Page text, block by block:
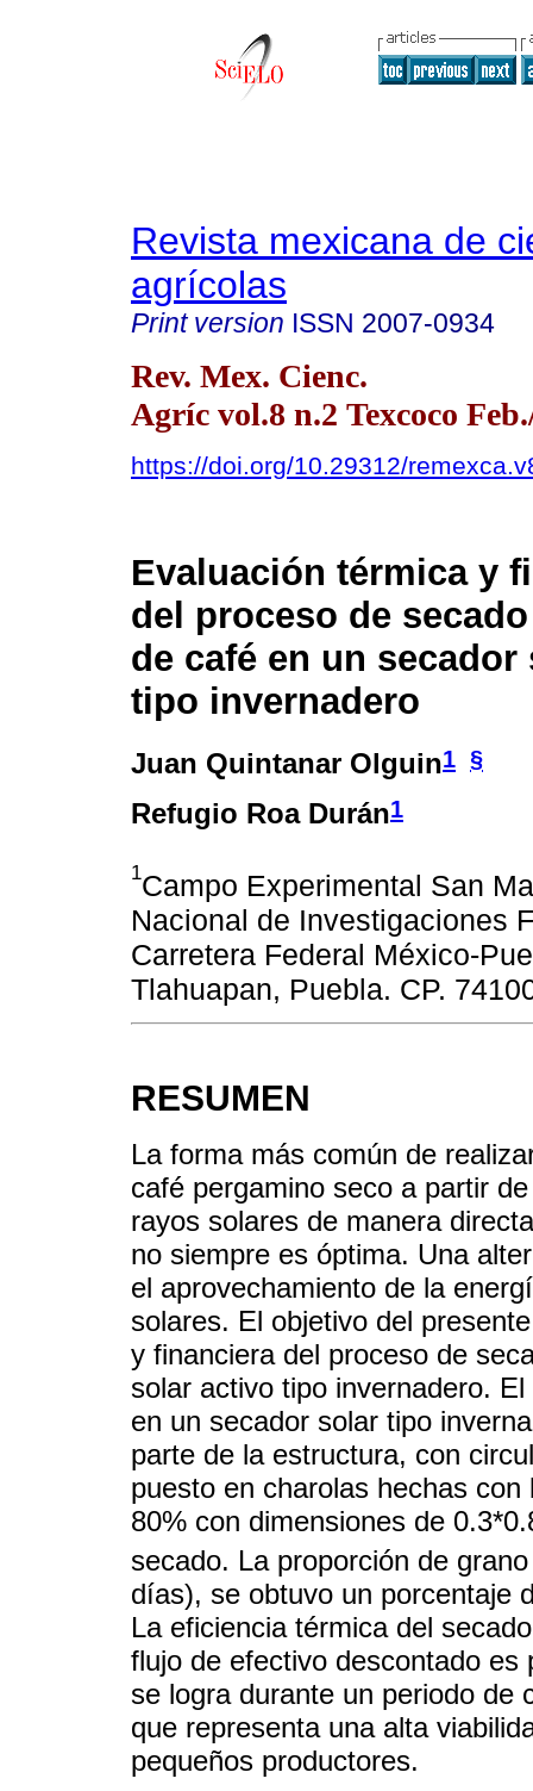
Revista mexicana de
agrícolas
Print version ISSN 2007-0934
Rev. Mex. Cienc.
Agríc vol.8 n.2 Texcoco
https://doi.org/10.29312/
Evaluación térmica y
del proceso de
de café en un
tipo invernadero
Juan Quintanar Olguin1 §
Refugio Roa Durán1
1Campo Experimental San
Nacional de Investigaciones
Carretera Federal México-
Tlahuapan, Puebla. CP.
RESUMEN
La forma más común de
café pergamino seco a partir
rayos solares de manera
no siempre es óptima. Una
el aprovechamiento de la
solares. El objetivo del
y financiera del proceso de
solar activo tipo invernadero.
en un secador solar tipo
parte de la estructura, con
puesto en charolas hechas
80% con dimensiones de
secado. La proporción de
días), se obtuvo un porcentaje
La eficiencia térmica del
flujo de efectivo descontado
se logra durante un periodo de
que representa una alta
pequeños productores.